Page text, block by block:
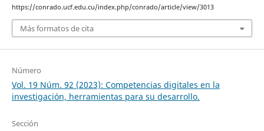
https://conrado.ucf.edu.cu/index.php/conrado/article/view/3013
Más formatos de cita
Número
Vol. 19 Núm. 92 (2023): Competencias digitales en la
investigación, herramientas para su desarrollo.
Sección